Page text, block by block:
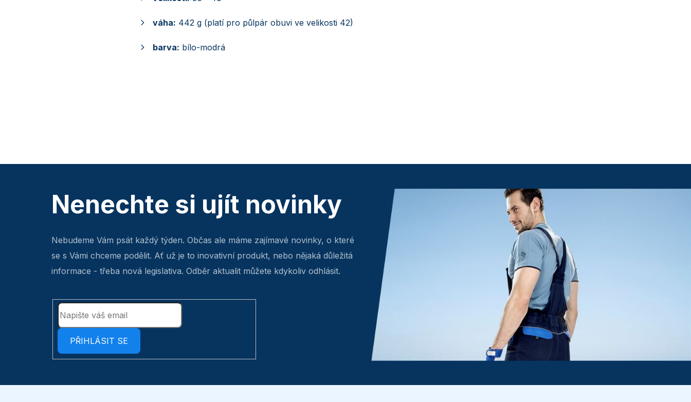
váha: 442 g (platí pro půlpár obuvi ve velikosti 42)
barva: bílo-modrá
Nenechte si ujít novinky
Nebudeme Vám psát každý týden. Občas ale máme zajímavé novinky, o které
se s Vámi chceme podělit. Ať už je to inovativní produkt, nebo nějaká důležitá
informace - třeba nová legislativa. Odběr aktualit můžete kdykoliv odhlásit.
PŘIHLÁSIT SE